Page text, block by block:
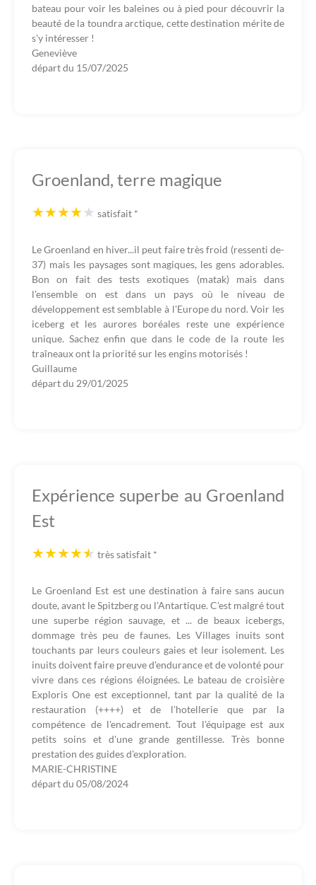
bateau pour voir les baleines ou à pied pour découvrir la
beauté de la toundra arctique, cette destination mérite de
s'y intéresser !
Geneviève
départ du 15/07/2025
Groenland, terre magique
satisfait *
Le Groenland en hiver...il peut faire très froid (ressenti de-
37) mais les paysages sont magiques, les gens adorables.
Bon on fait des tests exotiques (matak) mais dans
l'ensemble on est dans un pays où le niveau de
développement est semblable à l'Europe du nord. Voir les
iceberg et les aurores boréales reste une expérience
unique. Sachez enfin que dans le code de la route les
traîneaux ont la priorité sur les engins motorisés !
Guillaume
départ du 29/01/2025
Expérience superbe au Groenland
Est
très satisfait *
Le Groenland Est est une destination à faire sans aucun
doute, avant le Spitzberg ou l'Antartique. C'est malgré tout
une superbe région sauvage, et ... de beaux icebergs,
dommage très peu de faunes. Les Villages inuits sont
touchants par leurs couleurs gaies et leur isolement. Les
inuits doivent faire preuve d'endurance et de volonté pour
vivre dans ces régions éloignées. Le bateau de croisière
Exploris One est exceptionnel, tant par la qualité de la
restauration (++++) et de l'hotellerie que par la
compétence de l'encadrement. Tout l'équipage est aux
petits soins et d'une grande gentillesse. Très bonne
prestation des guides d'exploration.
MARIE-CHRISTINE
départ du 05/08/2024